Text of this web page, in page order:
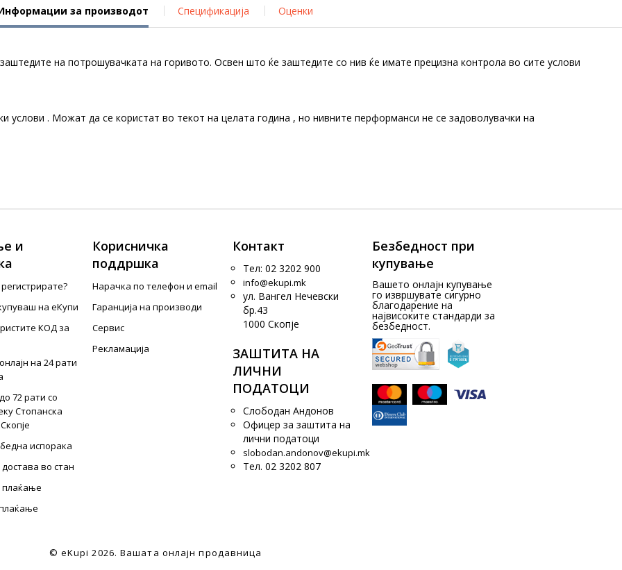
за производот Спецификација Оценки
на потрошувачката на горивото. Освен што ќе заштедите со нив ќе имате прецизна контрола во сите услови
услови . Можат да се користат во текот на целата година , но нивните перформанси не се задоволувачки на
и
на еКупи
КОД за
на 24 рати
72 рати со
Стопанска
испорака
во стан
Корисничка
поддршка
Нарачка по телефон и еmail
Гаранција на производи
Сервис
Рекламација
Контакт
Тел: 02 3202 900
info@ekupi.mk
ул. Вангел Нечевски
бр.43
1000 Скопје
ЗАШТИТА НА
ЛИЧНИ
ПОДАТОЦИ
Слободан Андонов
Офицер за заштита на
лични податоци
slobodan.andonov@ekupi.mk
Тел. 02 3202 807
Безбедност при
купување
Вашето онлајн купување
го извршувате сигурно
благодарение на
највисоките стандарди за
безбедност.
© eKupi2026. Вашата онлајн продавница